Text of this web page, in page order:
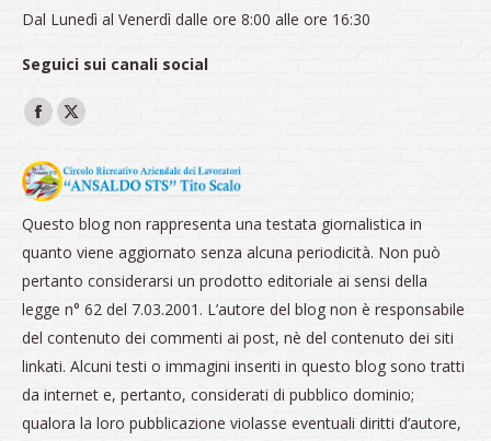
Dal Lunedì al Venerdì dalle ore 8:00 alle ore 16:30
Seguici sui canali social
Ci puoi trovare su:
Facebook
opens
in
new
window
X
opens
new
window
Questo blog non rappresenta una testata giornalistica in
quanto viene aggiornato senza alcuna periodicità. Non può
pertanto considerarsi un prodotto editoriale ai sensi della
legge n° 62 del 7.03.2001. L’autore del blog non è responsabile
del contenuto dei commenti ai post, nè del contenuto dei siti
linkati. Alcuni testi o immagini inseriti in questo blog sono tratti
da internet e, pertanto, considerati di pubblico dominio;
qualora la loro pubblicazione violasse eventuali diritti d’autore,